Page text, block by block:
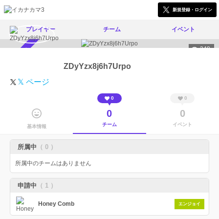
新規登録・ログイン
プレイヤー チーム イベント
348
ZDyYzx8j6h7Urpo
𝕏 ページ
基本情報
0
0
チーム
0
0
イベント
所属中 （ 0 ）
所属中のチームはありません
申請中 （ 1 ）
Honey Comb エンジョイ